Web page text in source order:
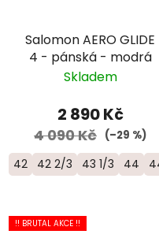
Salomon AERO GLIDE
4 - pánská - modrá
Skladem
2 890 Kč
4 090 Kč (–29 %)
42 42 2/3 43 1/3 44
!! BRUTAL AKCE !!